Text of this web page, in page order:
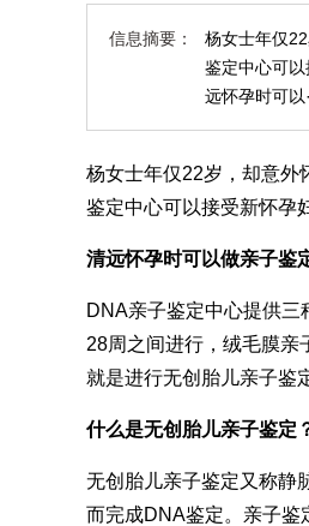
信息摘要：
杨女士年仅
鉴定中心可
远怀孕时可以
杨女士年仅22岁，却意外
鉴定中心可以接受新怀孕
清远怀孕时可以做亲子鉴
DNA亲子鉴定中心提供三
28周之间进行，绒毛膜亲
就是进行无创胎儿亲子鉴
什么是无创胎儿亲子鉴定
无创胎儿亲子鉴定又称静
而完成DNA鉴定。亲子鉴